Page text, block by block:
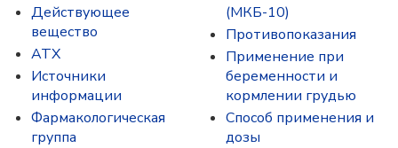
Действующее
вещество
ATX
Источники
информации
Фармакологическая
группа
(МКБ-10)
Противопоказания
Применение при
беременности и
кормлении грудью
Способ применения и
дозы